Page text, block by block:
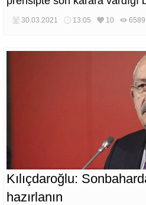
30.03.2021 13:05 10 6589
Kılıçdaroğlu:
hazırlanın